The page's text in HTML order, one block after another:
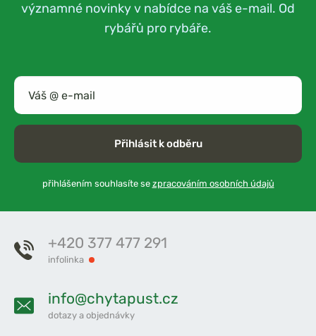
významné novinky v nabídce na váš e-mail. Od
rybářů pro rybáře.
Přihlásit k odběru
přihlášením souhlasíte se zpracováním osobních údajů
+420 377 477 291
infolinka
info@chytapust.cz
dotazy a objednávky